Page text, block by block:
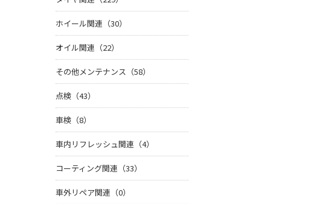
ホイール関連（30）
オイル関連（22）
その他メンテナンス（58）
点検（43）
車検（8）
車内リフレッシュ関連（4）
コーティング関連（33）
車外リペア関連（0）